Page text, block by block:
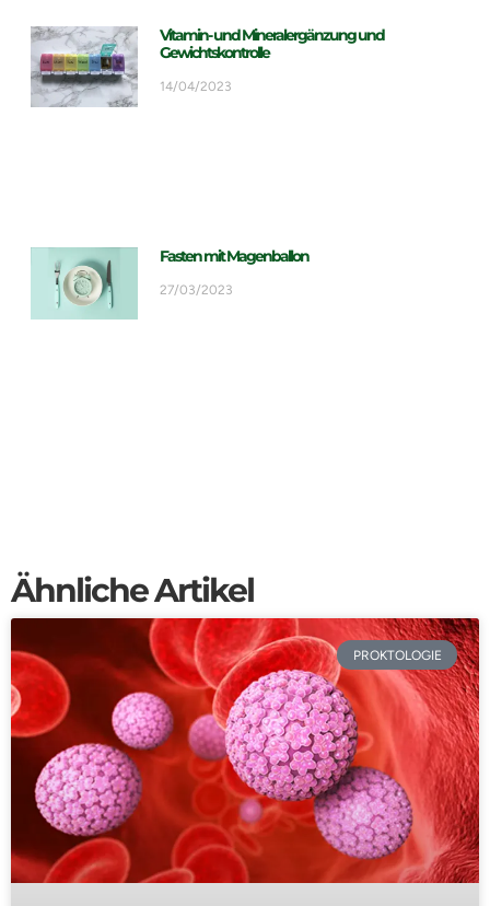
Vitamin- und Mineralergänzung und
Gewichtskontrolle
14/04/2023
Fasten mit Magenballon
27/03/2023
Ähnliche Artikel
PROKTOLOGIE